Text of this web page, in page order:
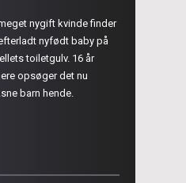
nygift kvinde finder
nyfødt baby på
toiletgulv. 16 år
opsøger det nu
barn hende.